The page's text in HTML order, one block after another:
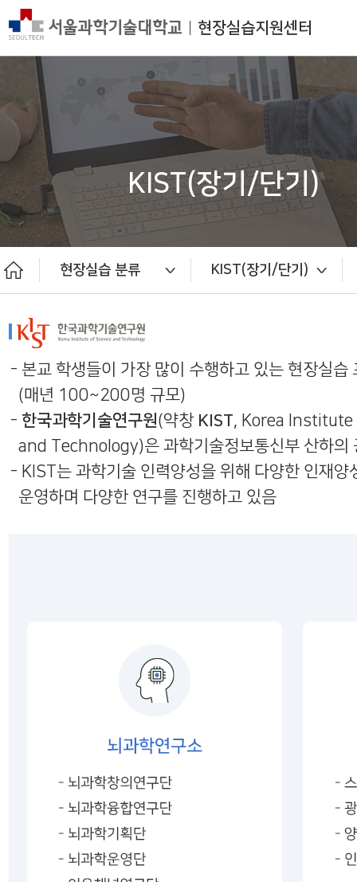
현장실습지원센터
KIST(장기/단기)
현장실습 분류 KIST(장기/단기)
센터소개
현장실습안내
현장실습 분류
운영 절차
수기공모전
공지사항
마이페이지
장기현장실습 (일반기관)
단기현장실습 (일반기관)
KIST(장기/단기)
- 본교 학생들이 가장 많이 수행하고 있는 현장실습
(매년 100~200명 규모)
- 한국과학기술연구원(약창 KIST, Korea Institute
and Technology)은 과학기술정보통신부 산하의
- KIST는 과학기술 인력양성을 위해 다양한 인재양
운영하며 다양한 연구를 진행하고 있음